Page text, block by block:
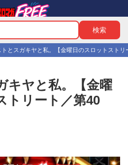
トとスガキヤと私。【金曜日のスロットストリ
キヤと私。【金曜
トリート／第40